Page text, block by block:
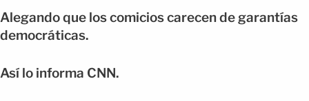
Alegando que los comicios carecen de garantías
democráticas.
Así lo informa CNN.